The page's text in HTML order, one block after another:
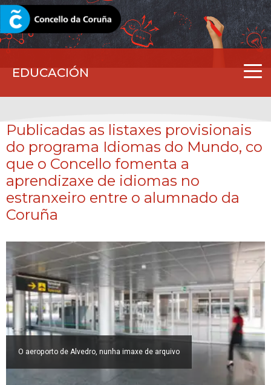
EDUCACIÓN
CORUNA.GAL
Publicadas as listaxes provisionais
do programa Idiomas do Mundo, co
que o Concello fomenta a
aprendizaxe de idiomas no
estranxeiro entre o alumnado da
Coruña
O aeroporto de Alvedro, nunha imaxe de arquivo